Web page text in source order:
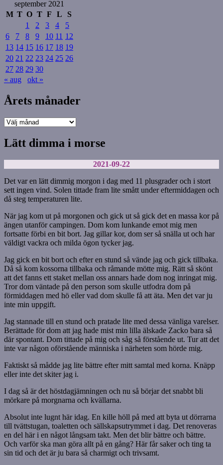
september 2021
M T O T F L
S
1
2 3 4
5
6
7 8 9 10 11 12
13 14 15 16 17 18 19
20 21 22 23 24 25 26
27 28 29 30
« aug
okt »
Årets månader
Årets
Lätt dimma i morse
2021-09-22
Det var en lätt dimmig morgon i dag med 11 plusgrader och i stort
sett ingen vind. Solen tittade fram lite smått under eftermiddagen och
då steg temperaturen lite.
När jag kom ut på morgonen och gick ut så gick det en massa kor på
ängen utanför campingen. Dom kom lunkande emot mig men
fortsatte förbi en bit bort. Jag gillar kor, dom ser så snälla ut och har
väldigt vackra och milda ögon tycker jag.
Jag gick en bit bort och efter en stund så vände jag och gick tillbaka.
Då så kom kossorna tillbaka och råmande mötte mig. Rätt så skönt
att det fanns ett staket mellan oss annars hade dom nog inringat mig.
Tror dom väntade på den person som skulle utfodra dom på
förmiddagen med hö eller vad dom skulle få att äta. Men det var ju
inte min uppgift.
Jag stannade till en stund och pratade lite med dessa vänliga varelser.
Berättade för dom att jag hade mist min lilla älskade Zacko bara så
där spontant. Dom tittade på mig och såg så förstående ut. Tur att det
inte var någon oförstående människa i närheten som hörde mig.
Faktiskt så mådde jag lite bättre efter mitt samtal med korna. Knäpp
eller inte det skiter jag i.
I dag så är det höstdagjämningen och nu så börjar det snabbt bli
mörkare på morgnarna och kvällarna.
Absolut inte lugnt här idag. En kille höll på med att byta ut dörrarna
till tvättstugan, toaletten och sällskapsutrymmet i dag. Det renoveras
en del här i en något långsam takt. Men det blir bättre och bättre.
Och varför ska man göra allt på en gång? Här får saker och ting ta
sin tid och det är ju bara så charmigt och trivsamt.